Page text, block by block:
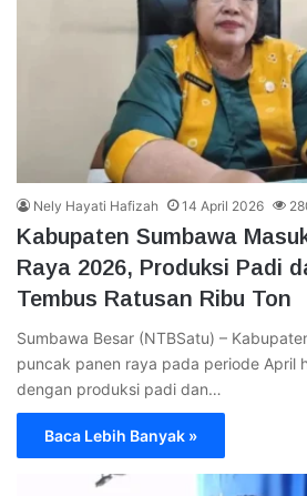
Nely Hayati Hafizah 14 April 2026
Kabupaten Sumbawa
Raya 2026, Produksi Padi
Tembus Ratusan Ribu Ton
Sumbawa Besar (NTBSatu) –
puncak panen raya pada periode April
dengan produksi padi dan…
Baca Lebih Banyak »